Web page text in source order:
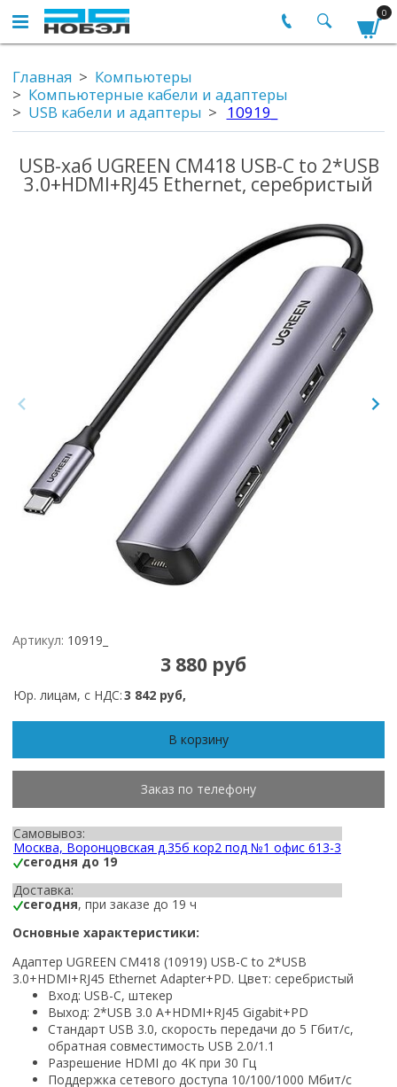
0
Главная
Компьютеры
Компьютерные кабели и адаптеры
USB кабели и адаптеры
10919_
USB-хаб UGREEN CM418 USB-C to 2*USB
3.0+HDMI+RJ45 Ethernet, серебристый
Артикул: 10919_
3 880 руб
Юр. лицам, с НДС:3 842 руб,
В корзину
Заказ по телефону
Самовывоз:
Москва, Воронцовская д.35б кор2 под №1 офис 613-3
сегодня до 19
Доставка:
сегодня, при заказе до 19 ч
Основные характеристики:
Адаптер UGREEN CM418 (10919) USB-C to 2*USB
3.0+HDMI+RJ45 Ethernet Adapter+PD. Цвет: серебристый
Вход: USB-C, штекер
Выход: 2*USB 3.0 A+HDMI+RJ45 Gigabit+PD
Стандарт USB 3.0, скорость передачи до 5 Гбит/с,
обратная совместимость USB 2.0/1.1
Разрешение HDMI до 4K при 30 Гц
Поддержка сетевого доступа 10/100/1000 Мбит/с